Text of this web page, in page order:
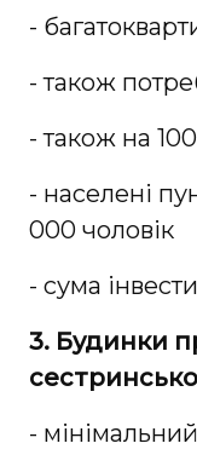
-
- також
- також на
- населені
000 чоловік
- сума
3. Будинки
-